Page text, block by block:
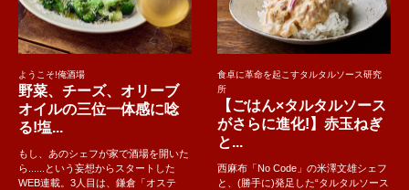
ようこそ!俺酒場
野菜、チーズ、オリーブ
オイルの三位一体感に唸
る!塩...
もし、あのシェフが家で酒場を開いた
ら......という妄想からスタートした
WEB連載。3人目は、鎌倉「オステ
食卓に革命を起こすタルタルソース研究
所
【ごはん×タルタルソース
がさらに進化!】赤玉ねぎ
と...
西麻布「No Code」の米澤文雄シェフ
と、(勝手に)発足した“タルタルソース